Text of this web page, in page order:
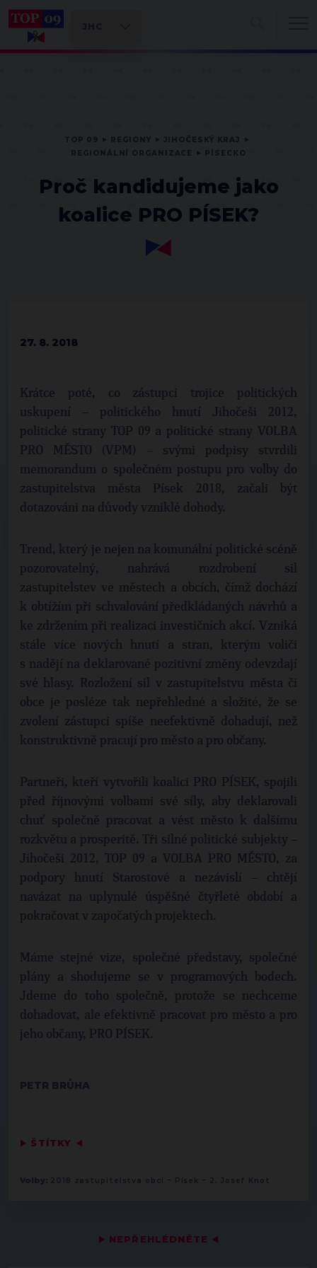
Proč kandidujeme jako
koalice PRO PÍSEK?
▶ NEPŘEHLÉDNĚTE ◀
27. 8. 2018
Krátce poté, co zástupci trojice politických
uskupení – politického hnutí Jihočeši 2012,
politické strany TOP 09 a politické strany VOLBA
PRO MĚSTO (VPM) – svými podpisy stvrdili
memorandum o společném postupu pro volby do
zastupitelstva města Písek 2018, začali být
dotazováni na důvody vzniklé dohody.
Trend, který je nejen na komunální politické scéně
pozorovatelný, nahrává rozdrobení sil
zastupitelstev ve městech a obcích, čímž dochází
k obtížím při schvalování předkládaných návrhů a
ke zdržením při realizaci investičních akcí. Vzniká
stále více nových hnutí a stran, kterým voliči
s nadějí na deklarované pozitivní změny odevzdají
své hlasy. Rozložení sil v zastupitelstvu města či
obce je posléze tak nepřehledné a složité, že se
zvolení zástupci spíše neefektivně dohadují, než
konstruktivně pracují pro město a pro občany.
Partneři, kteří vytvořili koalici PRO PÍSEK, spojili
před říjnovými volbami své síly, aby deklarovali
chuť společně pracovat a vést město k dalšímu
rozkvětu a prosperitě. Tři silné politické subjekty –
Jihočeši 2012, TOP 09 a VOLBA PRO MĚSTO, za
podpory hnutí Starostové a nezávislí – chtějí
navázat na uplynulé úspěšné čtyřleté období a
pokračovat v započatých projektech.
Máme stejné vize, společné představy, společné
plány a shodujeme se v programových bodech.
Jdeme do toho společně, protože se nechceme
dohadovat, ale efektivně pracovat pro město a pro
jeho občany, PRO PÍSEK.
PETR BRŮHA
▶ ŠTÍTKY ◀
Volby: 2018 zastupitelstva obcí - Písek - 2. Josef Knot